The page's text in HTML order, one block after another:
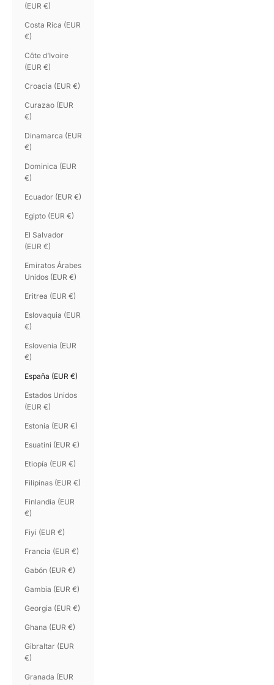
(EUR €)
Costa Rica (EUR
€)
Côte d’Ivoire
(EUR €)
Croacia (EUR €)
Curazao (EUR
€)
Dinamarca (EUR
€)
Dominica (EUR
€)
Ecuador (EUR €)
Egipto (EUR €)
El Salvador
(EUR €)
Emiratos Árabes
Unidos (EUR €)
Eritrea (EUR €)
Eslovaquia (EUR
€)
Eslovenia (EUR
€)
España (EUR €)
Estados Unidos
(EUR €)
Estonia (EUR €)
Esuatini (EUR €)
Etiopía (EUR €)
Filipinas (EUR €)
Finlandia (EUR
€)
Fiyi (EUR €)
Francia (EUR €)
Gabón (EUR €)
Gambia (EUR €)
Georgia (EUR €)
Ghana (EUR €)
Gibraltar (EUR
€)
Granada (EUR